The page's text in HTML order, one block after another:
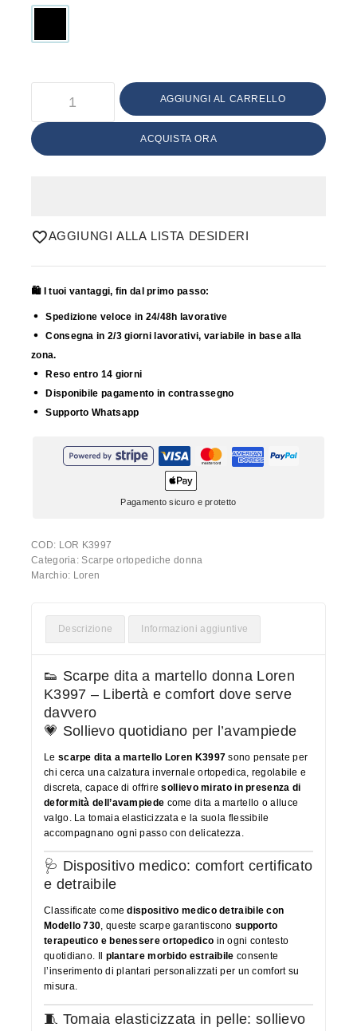
AGGIUNGI AL CARRELLO
ACQUISTA ORA
AGGIUNGI ALLA LISTA DESIDERI
🛍️ I tuoi vantaggi, fin dal primo passo:
Spedizione veloce in 24/48h lavorative
Consegna in 2/3 giorni lavorativi, variabile in base alla
zona.
Reso entro 14 giorni
Disponibile pagamento in contrassegno
Supporto Whatsapp
Pagamento sicuro e protetto
COD: LOR K3997
Categoria:Scarpe ortopediche donna
Marchio: Loren
Descrizione Informazioni aggiuntive
👟 Scarpe dita a martello donna Loren
K3997 – Libertà e comfort dove serve
davvero
💗 Sollievo quotidiano per l’avampiede
Le scarpe dita a martello Loren K3997 sono pensate per
chi cerca una calzatura invernale ortopedica, regolabile e
discreta, capace di offriresollievo mirato in presenza di
deformità dell’avampiede come dita a martello o alluce
valgo. La tomaia elasticizzata e la suola flessibile
accompagnano ogni passo con delicatezza.
🩺 Dispositivo medico: comfort certificato
e detraibile
Classificate comedispositivo medico detraibile con
Modello 730 , queste scarpe garantisconosupporto
terapeutico e benessere ortopedico in ogni contesto
quotidiano. Il plantare morbido estraibile consente
l’inserimento di plantari personalizzati per un comfort su
misura.
🧵 Tomaia elasticizzata in pelle: sollievo